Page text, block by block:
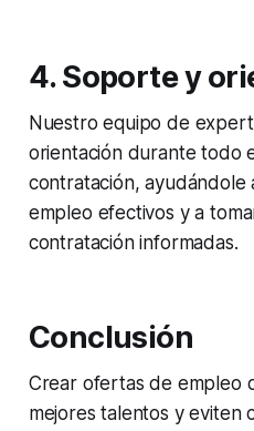
4. Soporte y
Nuestro equipo de
orientación durante todo
contratación, ayudándole
empleo efectivos y a
contratación informadas.
Conclusión
Crear ofertas de empleo
mejores talentos y eviten